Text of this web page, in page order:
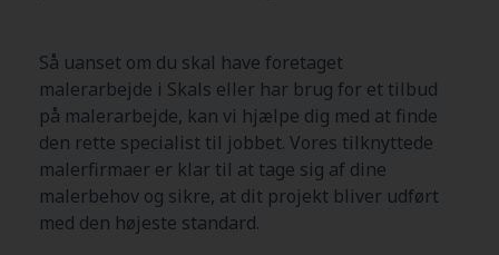
Så uanset om du skal have foretaget
malerarbejde i Skals eller har brug for et tilbud
på malerarbejde, kan vi hjælpe dig med at finde
den rette specialist til jobbet. Vores tilknyttede
malerfirmaer er klar til at tage sig af dine
malerbehov og sikre, at dit projekt bliver udført
med den højeste standard.